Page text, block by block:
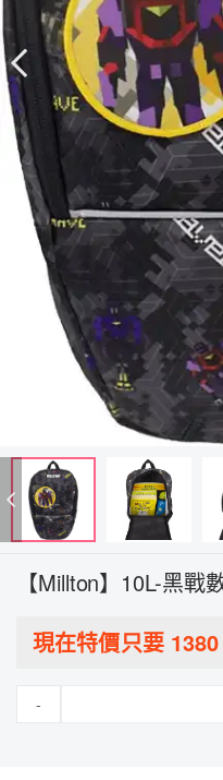
【Millton】10L-黑戰
現在特價只要 1380
-